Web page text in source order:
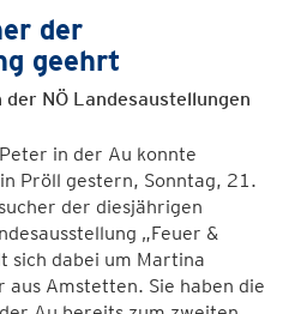
der
geehrt
NÖ Landesaustellungen
in der Au konnte
Pröll gestern, Sonntag, 21.
der diesjährigen
„Feuer &
sich dabei um Martina
aus Amstetten. Sie haben die